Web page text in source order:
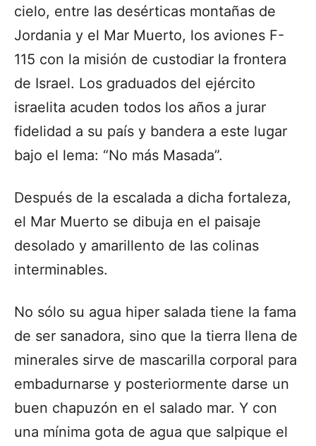
cielo, entre las desérticas montañas de
Jordania y el Mar Muerto, los aviones F-
115 con la misión de custodiar la frontera
de Israel. Los graduados del ejército
israelita acuden todos los años a jurar
fidelidad a su país y bandera a este lugar
bajo el lema: “No más Masada”.
Después de la escalada a dicha fortaleza,
el Mar Muerto se dibuja en el paisaje
desolado y amarillento de las colinas
interminables.
No sólo su agua hiper salada tiene la fama
de ser sanadora, sino que la tierra llena de
minerales sirve de mascarilla corporal para
embadurnarse y posteriormente darse un
buen chapuzón en el salado mar. Y con
una mínima gota de agua que salpique el